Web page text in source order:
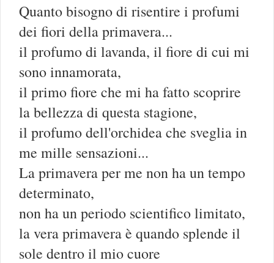
Quanto bisogno di risentire i profumi
dei fiori della primavera...
il profumo di lavanda, il fiore di cui mi
sono innamorata,
il primo fiore che mi ha fatto scoprire
la bellezza di questa stagione,
il profumo dell'orchidea che sveglia in
me mille sensazioni...
La primavera per me non ha un tempo
determinato,
non ha un periodo scientifico limitato,
la vera primavera è quando splende il
sole dentro il mio cuore